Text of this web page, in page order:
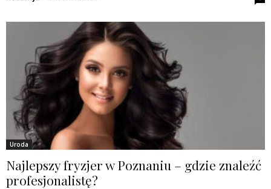
Uroda
Najlepszy fryzjer w Poznaniu – gdzie znaleźć
profesjonalistę?